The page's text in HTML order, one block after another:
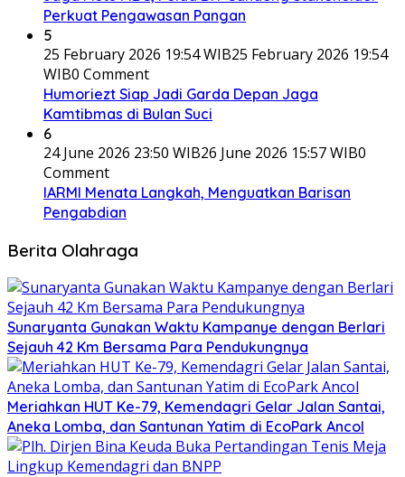
Perkuat Pengawasan Pangan
5
25 February 2026 19:54 WIB25 February 2026 19:54
WIB0 Comment
Humoriezt Siap Jadi Garda Depan Jaga
Kamtibmas di Bulan Suci
6
24 June 2026 23:50 WIB26 June 2026 15:57 WIB0
Comment
IARMI Menata Langkah, Menguatkan Barisan
Pengabdian
Berita Olahraga
Sunaryanta Gunakan Waktu Kampanye dengan Berlari
Sejauh 42 Km Bersama Para Pendukungnya
Meriahkan HUT Ke-79, Kemendagri Gelar Jalan Santai,
Aneka Lomba, dan Santunan Yatim di EcoPark Ancol